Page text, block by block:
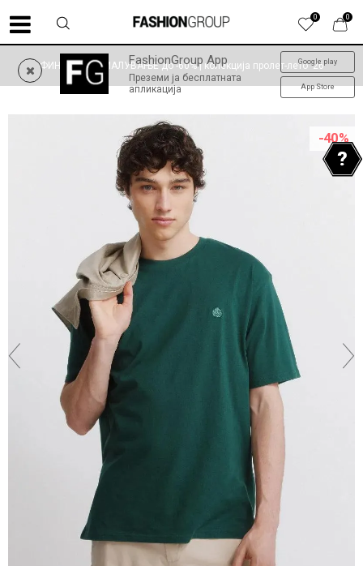
0
0
FashionGroup App
Преземи ја бесплатната
апликација
Google play
App Store
ФИНАЛНО НАМАЛУВАЊЕ до -60% | колекција пролет-лето '26
-40%